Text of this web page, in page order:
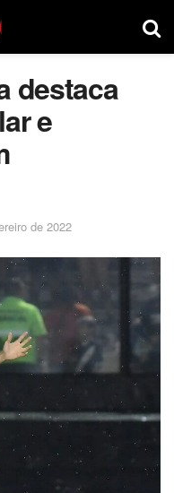
destaca
e
de 2022